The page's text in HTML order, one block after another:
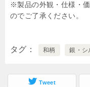
※製品の外観・仕様・
のでご了承ください。
タグ 和柄 銀・シ
Tweet